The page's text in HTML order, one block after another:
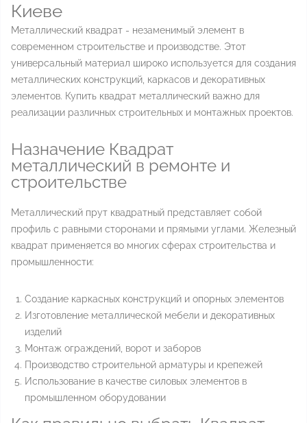
Киеве
Металлический квадрат - незаменимый элемент в
современном строительстве и производстве. Этот
универсальный материал широко используется для создания
металлических конструкций, каркасов и декоративных
элементов. Купить квадрат металлический важно для
реализации различных строительных и монтажных проектов.
Назначение Квадрат
металлический в ремонте и
строительстве
Металлический прут квадратный представляет собой
профиль с равными сторонами и прямыми углами. Железный
квадрат применяется во многих сферах строительства и
промышленности:
Создание каркасных конструкций и опорных элементов
Изготовление металлической мебели и декоративных
изделий
Монтаж ограждений, ворот и заборов
Производство строительной арматуры и крепежей
Использование в качестве силовых элементов в
промышленном оборудовании